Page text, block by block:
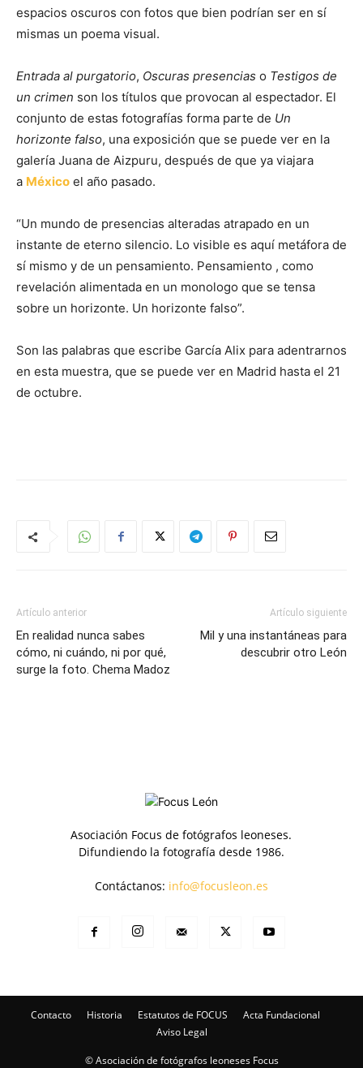
espacios oscuros con fotos que bien podrían ser en sí
mismas un poema visual.
Entrada al purgatorio, Oscuras presencias o Testigos de
un crimen son los títulos que provocan al espectador. El
conjunto de estas fotografías forma parte de Un
horizonte falso, una exposición que se puede ver en la
galería Juana de Aizpuru, después de que ya viajara
a México el año pasado.
“Un mundo de presencias alteradas atrapado en un
instante de eterno silencio. Lo visible es aquí metáfora de
sí mismo y de un pensamiento. Pensamiento , como
revelación alimentada en un monologo que se tensa
sobre un horizonte. Un horizonte falso”.
Son las palabras que escribe García Alix para adentrarnos
en esta muestra, que se puede ver en Madrid hasta el 21
de octubre.
Artículo anterior
En realidad nunca sabes
cómo, ni cuándo, ni por qué,
surge la foto. Chema Madoz
Artículo siguiente
Mil y una instantáneas para
descubrir otro León
Asociación Focus de fotógrafos leoneses.
Difundiendo la fotografía desde 1986.
Contáctanos: info@focusleon.es
Contacto Historia Estatutos de FOCUS
Acta Fundacional
Aviso Legal
© Asociación de fotógrafos leoneses Focus